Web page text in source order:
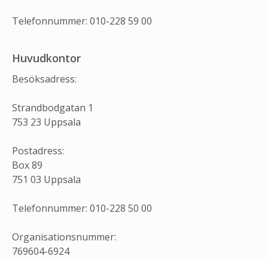
Telefonnummer: 010-228 59 00
Huvudkontor
Besöksadress:
Strandbodgatan 1
753 23 Uppsala
Postadress:
Box 89
751 03 Uppsala
Telefonnummer: 010-228 50 00
Organisationsnummer:
769604-6924